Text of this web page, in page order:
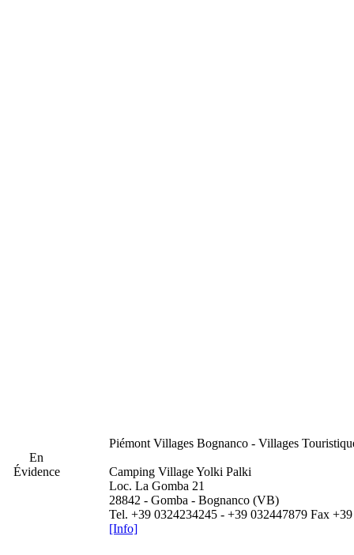
En
Évidence
Piémont Villages Bognanco - Villages
Camping Village Yolki Palki
Loc. La Gomba 21
28842 - Gomba - Bognanco (VB)
Tel. +39 0324234245 - +39 032447879 Fax
[Info]